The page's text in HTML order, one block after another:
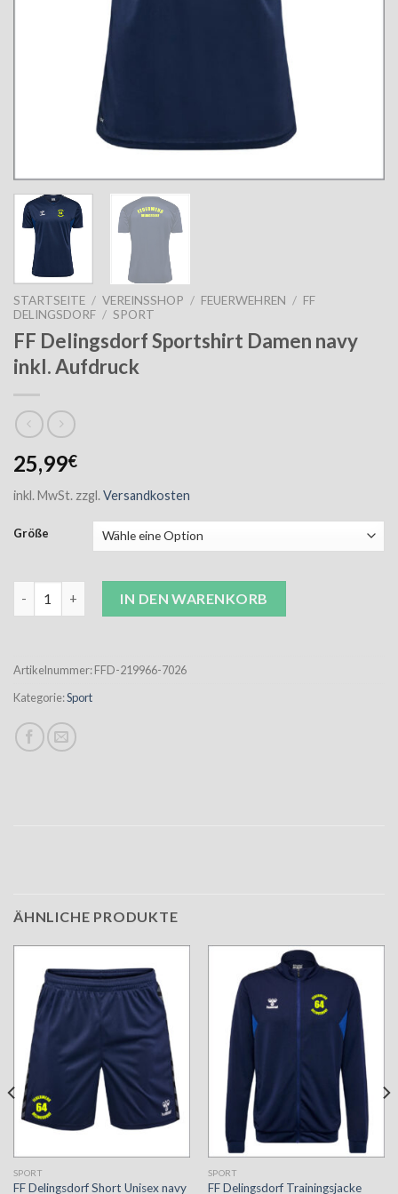
STARTSEITE / VEREINSSHOP / FEUERWEHREN / FF
DELINGSDORF / SPORT
FF Delingsdorf Sportshirt Damen navy
inkl. Aufdruck
25,99€
inkl. MwSt. zzgl. Versandkosten
Größe
IN DEN WARENKORB
Artikelnummer:FFD-219966-7026
Kategorie:Sport
ÄHNLICHE PRODUKTE
SPORT
FF Delingsdorf Short Unisex navy
SPORT
FF Delingsdorf Trainingsjacke